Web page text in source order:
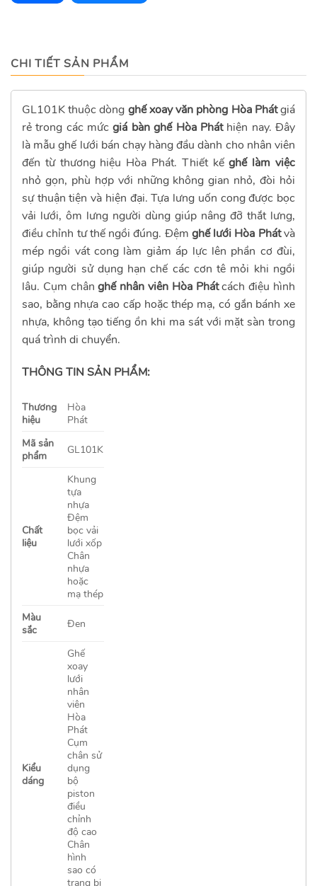
CHI TIẾT SẢN PHẨM
GL101K thuộc dòng ghế xoay văn phòng Hòa Phátgiá
rẻ trong các mứcgiá bàn ghế Hòa Pháthiện nay. Đây
là mẫu ghế lưới bán chạy hàng đầu dành cho nhân viên
đến từ thương hiệu Hòa Phát. Thiết kếghế làm việc
nhỏ gọn, phù hợp với những không gian nhỏ, đòi hỏi
sự thuận tiện và hiện đại. Tựa lưng uốn cong được bọc
vải lưới, ôm lưng người dùng giúp nâng đỡ thắt lưng,
điều chỉnh tư thế ngồi đúng. Đệm ghế lưới Hòa Phátvà
mép ngồi vát cong làm giảm áp lực lên phần cơ đùi,
giúp người sử dụng hạn chế các cơn tê mỏi khi ngồi
lâu. Cụm chânghế nhân viên Hòa Phátcách điệu hình
sao, bằng nhựa cao cấp hoặc thép mạ, có gắn bánh xe
nhựa, không tạo tiếng ồn khi ma sát với mặt sàn trong
quá trình di chuyển.
THÔNG TIN SẢN PHẨM:
Thương
hiệu
Hòa
Phát
Mã sản
phẩm
GL101K
Chất
liệu
Khung
tựa
nhựa
Đệm
bọc vải
lưới xốp
Chân
nhựa
hoặc
mạ thép
Màu
sắc
Đen
Kiểu
dáng
Ghế
xoay
lưới
nhân
viên
Hòa
Phát
Cụm
chân sử
dụng
bộ
piston
điều
chỉnh
độ cao
Chân
hình
sao có
trang bị